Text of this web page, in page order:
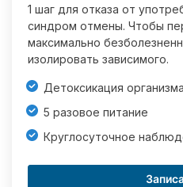
1 шаг для отказа от
синдром отмены. Чтобы
максимально
изолировать зависимого.
Детоксикация организма
5 разовое питание
Круглосуточное